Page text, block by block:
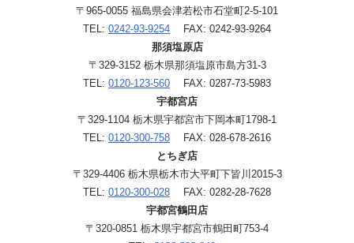
〒965-0055 福島県会津若松市石堂町2-5-101
TEL: 0242-93-9254 FAX: 0242-93-9264
那須塩原店
〒329-3152 栃木県那須塩原市島方31-3
TEL: 0120-123-560 FAX: 0287-73-5983
宇都宮店
〒329-1104 栃木県宇都宮市下岡本町1798-1
TEL: 0120-300-758 FAX: 028-678-2616
とちぎ店
〒329-4406 栃木県栃木市大平町下皆川2015-3
TEL: 0120-300-028 FAX: 0282-28-7628
宇都宮鶴田店
〒320-0851 栃木県宇都宮市鶴田町753-4